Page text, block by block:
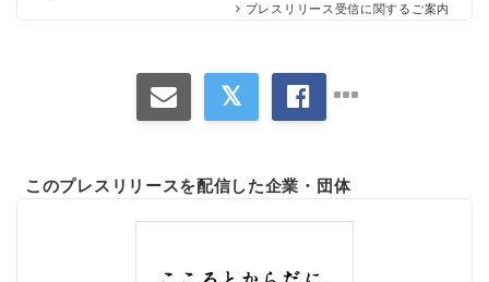
プレスリリース受信に関するご案内
このプレスリリースを配信した企業・団体